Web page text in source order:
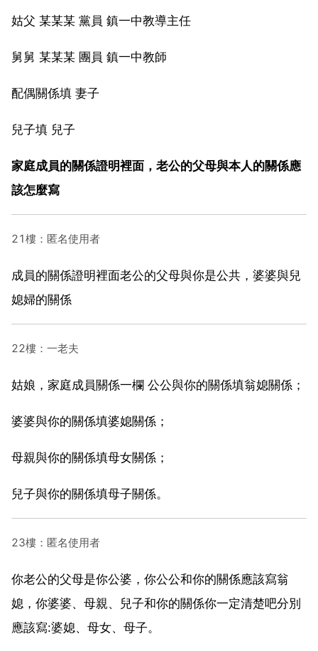
姑父 某某某 黨員 鎮一中教導主任
舅舅 某某某 團員 鎮一中教師
配偶關係填 妻子
兒子填 兒子
家庭成員的關係證明裡面，老公的父母與本人的關係應
該怎麼寫
21樓：匿名使用者
成員的關係證明裡面老公的父母與你是公共，婆婆與兒
媳婦的關係
22樓：一老夫
姑娘，家庭成員關係一欄 公公與你的關係填翁媳關係；
婆婆與你的關係填婆媳關係；
母親與你的關係填母女關係；
兒子與你的關係填母子關係。
23樓：匿名使用者
你老公的父母是你公婆，你公公和你的關係應該寫翁
媳，你婆婆、母親、兒子和你的關係你一定清楚吧分別
應該寫:婆媳、母女、母子。